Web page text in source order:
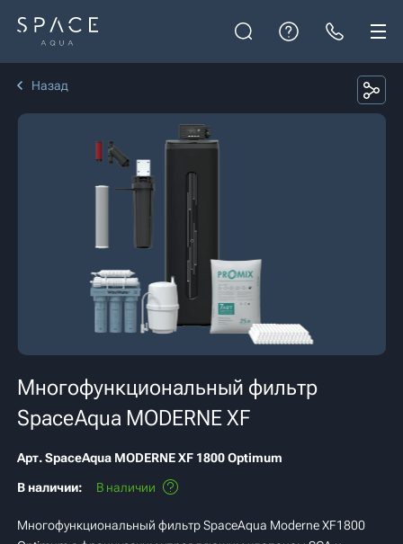
Назад
Многофункциональный фильтр
SpaceAqua MODERNE XF
Арт.SpaceAqua MODERNE XF 1800 Optimum
В наличии: В наличии
Многофункциональный фильтр SpaceAqua Moderne XF1800